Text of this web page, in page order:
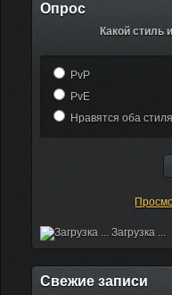
Опрос
Какой стиль
PvP
PvE
Нравятся оба стиля
Загрузка ...
Свежие записи